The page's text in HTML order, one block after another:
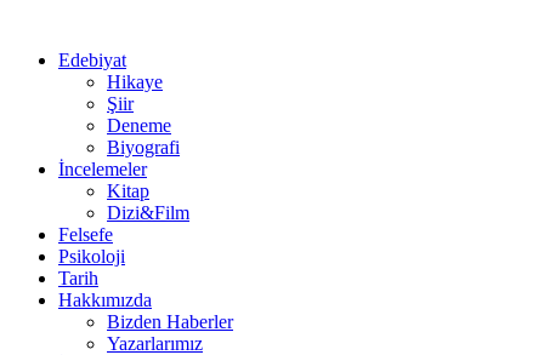
Edebiyat
Hikaye
Şiir
Deneme
Biyografi
İncelemeler
Kitap
Dizi&Film
Felsefe
Psikoloji
Tarih
Hakkımızda
Bizden Haberler
Yazarlarımız